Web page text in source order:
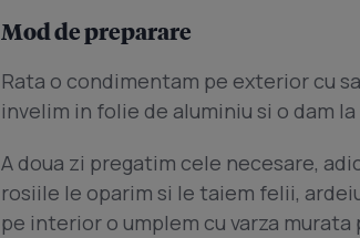
Mod de preparare
Rata o condimentam pe exterior cu
invelim in folie de aluminiu si o dam
A doua zi pregatim cele necesare,
rosiile le oparim si le taiem felii,
pe interior o umplem cu varza